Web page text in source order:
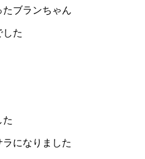
ブランちゃん
した
た
になりました